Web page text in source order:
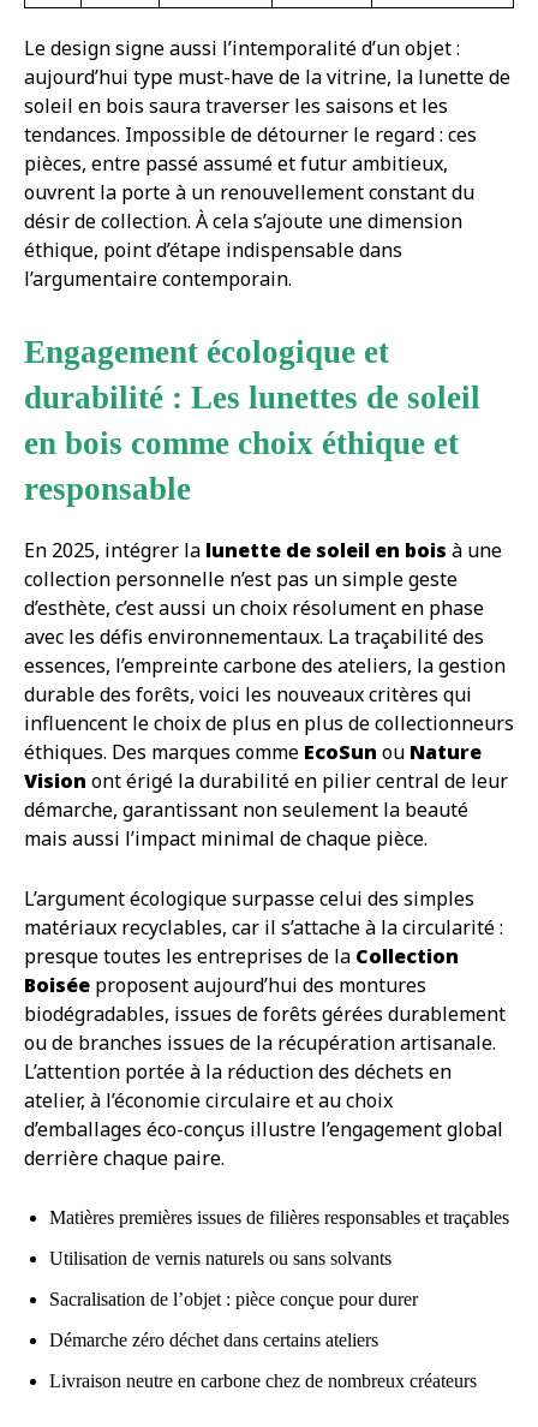
Le design signe aussi l’intemporalité d’un objet :
aujourd’hui type must-have de la vitrine, la lunette de
soleil en bois saura traverser les saisons et les
tendances. Impossible de détourner le regard : ces
pièces, entre passé assumé et futur ambitieux,
ouvrent la porte à un renouvellement constant du
désir de collection. À cela s’ajoute une dimension
éthique, point d’étape indispensable dans
l’argumentaire contemporain.
Engagement écologique et
durabilité : Les lunettes de soleil
en bois comme choix éthique et
responsable
En 2025, intégrer la lunette de soleil en bois à une
collection personnelle n’est pas un simple geste
d’esthète, c’est aussi un choix résolument en phase
avec les défis environnementaux. La traçabilité des
essences, l’empreinte carbone des ateliers, la gestion
durable des forêts, voici les nouveaux critères qui
influencent le choix de plus en plus de collectionneurs
éthiques. Des marques comme EcoSun ou Nature
Vision ont érigé la durabilité en pilier central de leur
démarche, garantissant non seulement la beauté
mais aussi l’impact minimal de chaque pièce.
L’argument écologique surpasse celui des simples
matériaux recyclables, car il s’attache à la circularité :
presque toutes les entreprises de la Collection
Boisée proposent aujourd’hui des montures
biodégradables, issues de forêts gérées durablement
ou de branches issues de la récupération artisanale.
L’attention portée à la réduction des déchets en
atelier, à l’économie circulaire et au choix
d’emballages éco-conçus illustre l’engagement global
derrière chaque paire.
Matières premières issues de filières responsables et traçables
Utilisation de vernis naturels ou sans solvants
Sacralisation de l’objet : pièce conçue pour durer
Démarche zéro déchet dans certains ateliers
Livraison neutre en carbone chez de nombreux créateurs